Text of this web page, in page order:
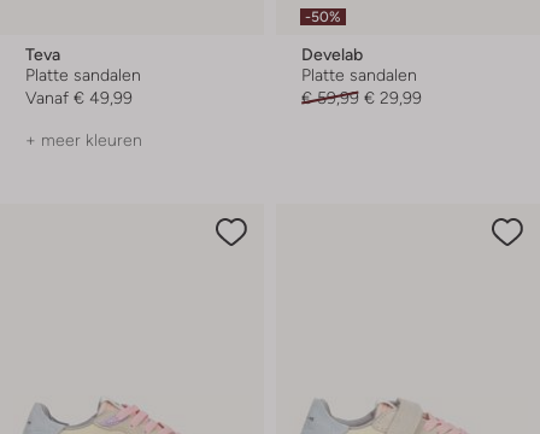
Teva
Platte sandalen
Vanaf € 49,99
+ meer kleuren
-50%
Develab
Platte sandalen
€ 59,99 € 29,99